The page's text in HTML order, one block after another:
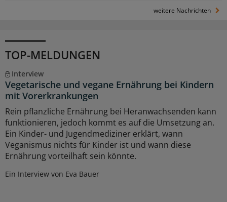
weitere Nachrichten
TOP-MELDUNGEN
Interview
Vegetarische und vegane Ernährung bei Kindern
mit Vorerkrankungen
Rein pflanzliche Ernährung bei Heranwachsenden kann
funktionieren, jedoch kommt es auf die Umsetzung an.
Ein Kinder- und Jugendmediziner erklärt, wann
Veganismus nichts für Kinder ist und wann diese
Ernährung vorteilhaft sein könnte.
Ein Interview von Eva Bauer